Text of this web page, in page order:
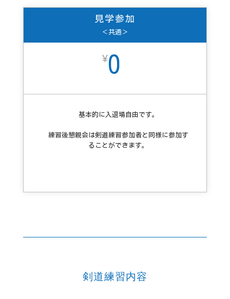
見学参加
＜共通＞
¥0
基本的に入退場自由です。
練習後懇親会は剣道練習参加者と同様に参加す
ることができます。
剣道練習内容